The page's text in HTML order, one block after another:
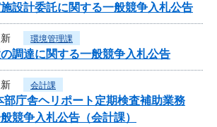
設計委託に関する一般競争入札公告
環境管理課
調達に関する一般競争入札公告
会計課
部庁舎ヘリポート定期検査補助業務
競争入札公告（会計課）